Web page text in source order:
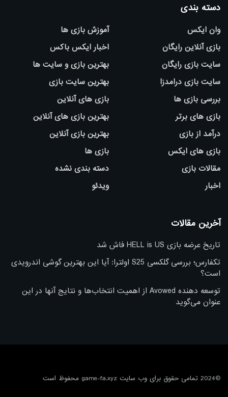
دسته بندی
وان ایکس
بازی آنلاین رایگان
سایت بازی رایگان
سایت بازی درامدزا
بررسی بازی ها
بازی های برتر
درآمد از بازی
بازی های ایکس
مقالات بازی
اخبار
آموزش بازی ها
اخبار ایکس باکس
بهترین بازی و سایت ها
بهترین سایت بازی
بازی های آنلاین
بهترین بازی های آنلاین
بهترین بازی آنلاین
بازی ها
دسته بندی نشده
ویدئو
آخرین مقالات
تاریخ عرضه بازی HELL is US فاش شد
تکفارس؛ بررسی گلکسی S25 اولترا: آیا این بهترین گوشی اندرویدی
است؟
توسعه دهنده Avowed از اهمیت انتخاب‌ها و نتایج آنها در این
عنوان می‌گوید
©2024 تمامی حقوق برای وب سایت game-fa.xyz محفوظ است